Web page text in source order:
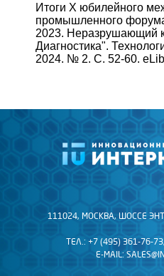
Итоги Х юбилейного
промышленного
2023. Неразрушающий
Диагностика".
2024. № 2. С. 52-60.
111024, МОСКВА, ШОССЕ
ТЕЛ.: +7 (495) 361-76-
E-MAIL: